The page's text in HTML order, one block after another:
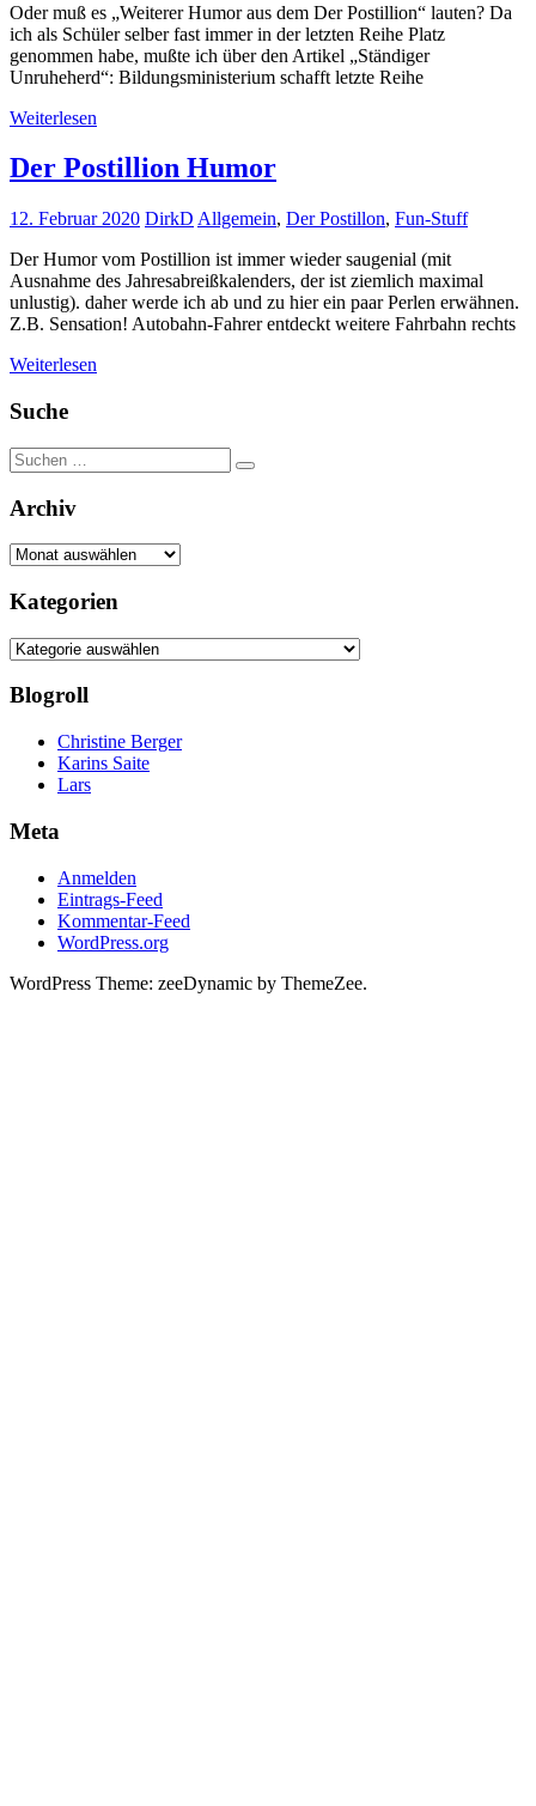
Oder muß es „Weiterer Humor aus dem Der Postillion“ lauten? Da
ich als Schüler selber fast immer in der letzten Reihe Platz
genommen habe, mußte ich über den Artikel „Ständiger
Unruheherd“: Bildungsministerium schafft letzte Reihe
Weiterlesen
Der Postillion Humor
12. Februar 2020 DirkD Allgemein, Der Postillon, Fun-Stuff
Der Humor vom Postillion ist immer wieder saugenial (mit
Ausnahme des Jahresabreißkalenders, der ist ziemlich maximal
unlustig). daher werde ich ab und zu hier ein paar Perlen erwähnen.
Z.B. Sensation! Autobahn-Fahrer entdeckt weitere Fahrbahn rechts
Weiterlesen
Suche
Suchen
nach:
Suchen
Archiv
Archiv
Kategorien
Kategorien
Blogroll
Christine Berger
Karins Saite
Lars
Meta
Anmelden
Eintrags-Feed
Kommentar-Feed
WordPress.org
WordPress Theme: zeeDynamic by ThemeZee.